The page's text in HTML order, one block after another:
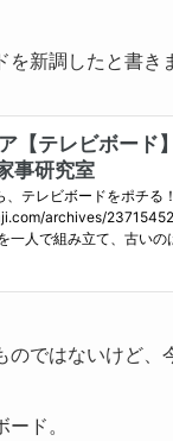
新調したと書き
のではないけど
ド。